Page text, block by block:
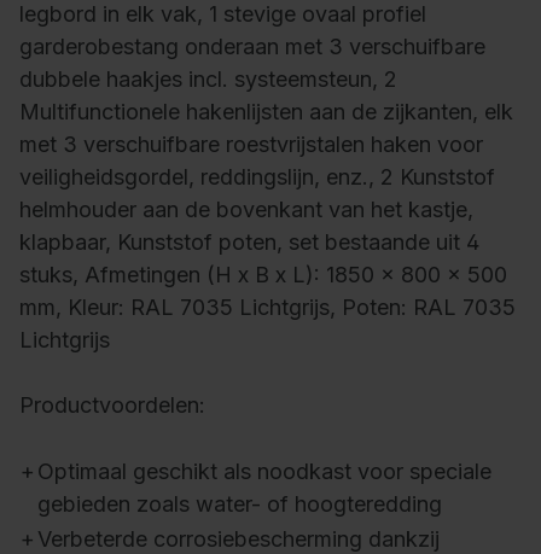
legbord in elk vak, 1 stevige ovaal profiel
garderobestang onderaan met 3 verschuifbare
dubbele haakjes incl. systeemsteun, 2
Multifunctionele hakenlijsten aan de zijkanten, elk
met 3 verschuifbare roestvrijstalen haken voor
veiligheidsgordel, reddingslijn, enz., 2 Kunststof
helmhouder aan de bovenkant van het kastje,
klapbaar, Kunststof poten, set bestaande uit 4
stuks, Afmetingen (H x B x L): 1850 x 800 x 500
mm, Kleur: RAL 7035 Lichtgrijs, Poten: RAL 7035
Lichtgrijs
Productvoordelen:
+ Optimaal geschikt als noodkast voor speciale
gebieden zoals water- of hoogteredding
+ Verbeterde corrosiebescherming dankzij